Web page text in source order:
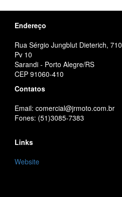
Endereço
Rua Sérgio Jungblut Dieterich, 710
Pv 10
Sarandi - Porto Alegre/RS
CEP 91060-410
Contatos
Email: comercial@jrmoto.com.br
Fones: (51)3085-7383
Links
Website